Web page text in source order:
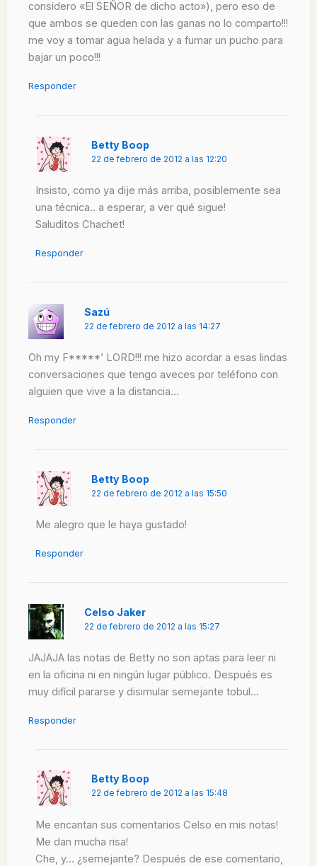
considero «El SEÑOR de dicho acto»), pero eso de
que ambos se queden con las ganas no lo comparto!!!
me voy a tomar agua helada y a fumar un pucho para
bajar un poco!!!
Responder
Betty Boop
22 de febrero de 2012 a las 12:20
Insisto, como ya dije más arriba, posiblemente sea
una técnica.. a esperar, a ver qué sigue!
Saluditos Chachet!
Responder
Sazú
22 de febrero de 2012 a las 14:27
Oh my F*****’ LORD!!! me hizo acordar a esas lindas
conversaciones que tengo aveces por teléfono con
alguien que vive a la distancia…
Responder
Betty Boop
22 de febrero de 2012 a las 15:50
Me alegro que le haya gustado!
Responder
Celso Jaker
22 de febrero de 2012 a las 15:27
JAJAJA las notas de Betty no son aptas para leer ni
en la oficina ni en ningún lugar público. Después es
muy difícil pararse y disimular semejante tobul…
Responder
Betty Boop
22 de febrero de 2012 a las 15:48
Me encantan sus comentarios Celso en mis notas!
Me dan mucha risa!
Che, y… ¿semejante? Después de ese comentario,